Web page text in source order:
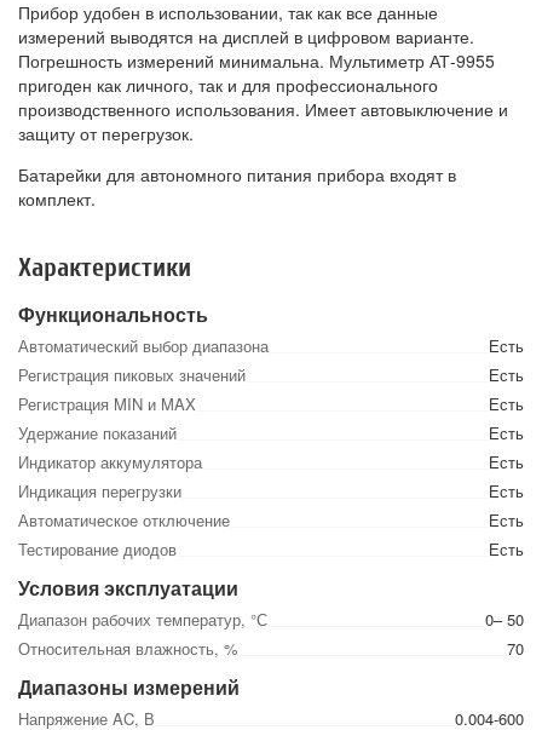
Прибор удобен в использовании, так как все данные
измерений выводятся на дисплей в цифровом варианте.
Погрешность измерений минимальна. Мультиметр АТ-9955
пригоден как личного, так и для профессионального
производственного использования. Имеет автовыключение и
защиту от перегрузок.
Батарейки для автономного питания прибора входят в
комплект.
Характеристики
Функциональность
Автоматический выбор диапазона
Есть
Регистрация пиковых значений
Есть
Регистрация MIN и MAX
Есть
Удержание показаний
Есть
Индикатор аккумулятора
Есть
Индикация перегрузки
Есть
Автоматическое отключение
Есть
Тестирование диодов
Есть
Условия эксплуатации
Диапазон рабочих температур, °С
0– 50
Относительная влажность, %
70
Диапазоны измерений
Напряжение AC, В 0.004-600